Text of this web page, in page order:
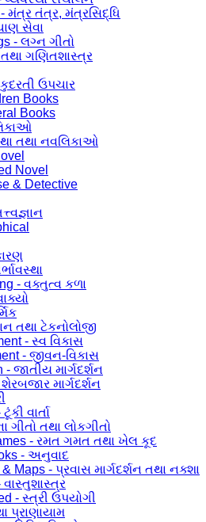
- મંત્ર તંત્ર, મંત્રસિદ્ધિ
સેવા
- લગ્ન ગીતો
ગણિતશાસ્ત્ર
ઉપચાર
Books
Books
તથા નવલિકાઓ
Novel
& Detective
- વક્તુત્વ કળા
તથા ટેકનોલોજી
- સ્વ વિકાસ
- જીવન-વિકાસ
જાતીય માર્ગદર્શન
માર્ગદર્શન
વાર્તા
ગીતો તથા લોકગીતો
- રમત ગમત તથા ખેલ કૂદ
- અનુવાદ
Maps - પ્રવાસ માર્ગદર્શન તથા નક્શા
વાસ્તુશાસ્ત્ર
- સ્ત્રી ઉપયોગી
પ્રાણાયામ